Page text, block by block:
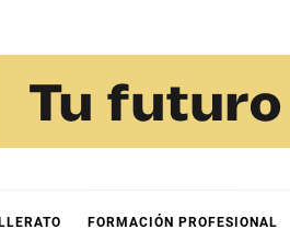
FORMACIÓN PROFESIONAL